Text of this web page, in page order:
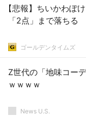
【悲報】ちいかわぽ
「2点」まで落ちる
ゴールデンタイムズ
Z世代の「地味コー
ｗｗｗｗ
News U.S.